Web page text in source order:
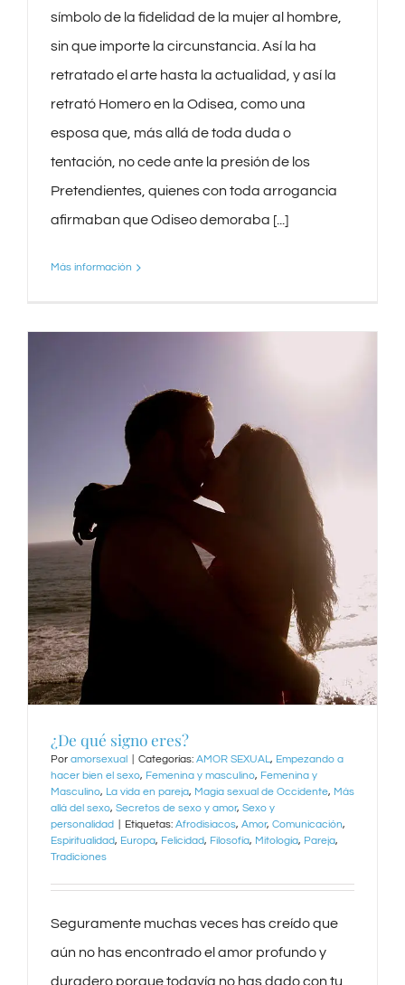
símbolo de la fidelidad de la mujer al hombre,
sin que importe la circunstancia. Así la ha
retratado el arte hasta la actualidad, y así la
retrató Homero en la Odisea, como una
esposa que, más allá de toda duda o
tentación, no cede ante la presión de los
Pretendientes, quienes con toda arrogancia
afirmaban que Odiseo demoraba [...]
Más información
¿De qué signo eres?
Por amorsexual Categorías: AMOR SEXUAL, Empezando a
hacer bien el sexo, Femenina y masculino, Femenina y
Masculino, La vida en pareja, Magia sexual de Occidente, Más
allá del sexo, Secretos de sexo y amor, Sexo y
personalidad
Etiquetas: Afrodisiacos, Amor, Comunicación,
Espiritualidad, Europa, Felicidad, Filosofía, Mitología, Pareja,
Tradiciones
Seguramente muchas veces has creído que
aún no has encontrado el amor profundo y
duradero porque todavía no has dado con tu